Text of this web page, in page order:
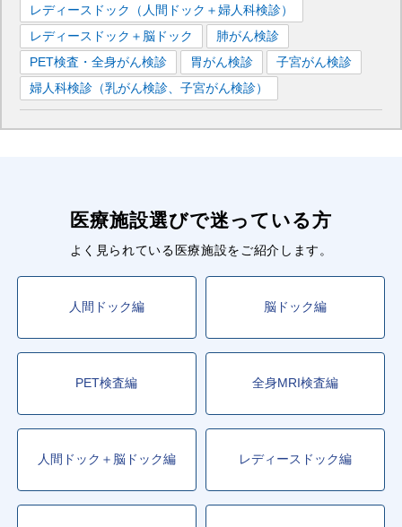
レディースドック（人間ドック＋婦人科検診）
レディースドック＋脳ドック
肺がん検診
PET検査・全身がん検診
胃がん検診
子宮がん検診
婦人科検診（乳がん検診、子宮がん検診）
医療施設選びで迷っている方
よく見られている医療施設をご紹介します。
人間ドック編 脳ドック編
PET検査編 全身MRI検査編
人間ドック＋脳ドック編 レディースドック編